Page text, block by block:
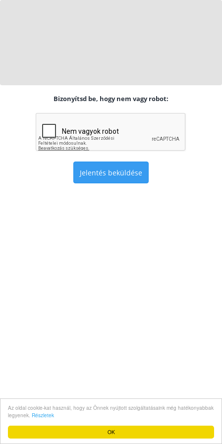
OK
Az oldal cookie-kat használ, hogy az Önnek nyújtott szolgáltatásaink még hatékonyabbak
legyenek. Részletek
Bizonyítsd be, hogy nem vagy robot:
Jelentés beküldése